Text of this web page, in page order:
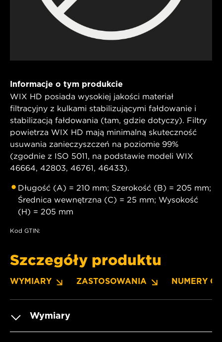
Informacje o tym produkcie
WIX HD posiada wysokiej jakości materiał
filtracyjny z kulkami stabilizującymi fałdowanie i
stabilizacją fałdowania (tam, gdzie dotyczy). Filtry
powietrza WIX HD mają minimalną skuteczność
usuwania zanieczyszczeń na poziomie 99%
(zgodnie z ISO 5011, na podstawie modeli WIX
46664, 42803, 46761, 46433).
Długość (A) = 210 mm; Szerokość (B) = 205 mm;
Średnica wewnętrzna (C) = 25 mm; Wysokość
(H) = 205 mm
Kod GTIN:
Szczegóły produktu
WYMIARY ZASTOSOWANIA NUMERY OE
Wymiary